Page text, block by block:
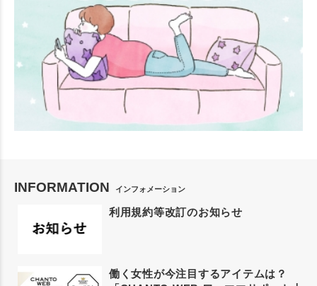
INFORMATION インフォメーション
利用規約等改訂のお知らせ
働く女性が今注目するアイテムは？